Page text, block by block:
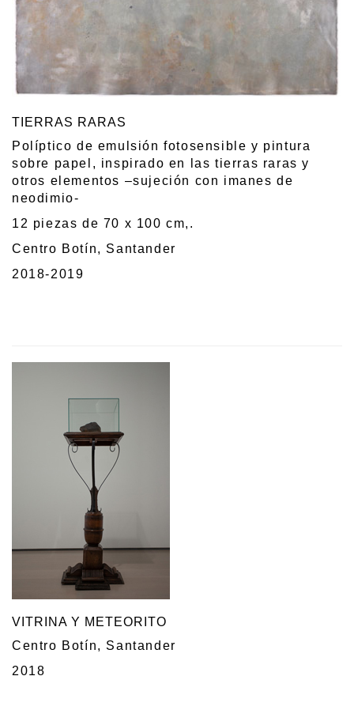
TIERRAS RARAS
Políptico de emulsión fotosensible y pintura
sobre papel, inspirado en las tierras raras y
otros elementos –sujeción con imanes de
neodimio-
12 piezas de 70 x 100 cm,.
Centro Botín, Santander
2018-2019
VITRINA Y METEORITO
Centro Botín, Santander
2018